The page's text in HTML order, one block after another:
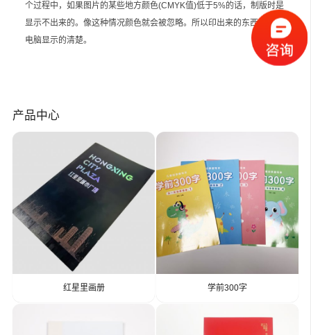
个过程中，如果图片的某些地方颜色(CMYK值)低于5%的话，制版时是
显示不出来的。像这种情况颜色就会被忽略。所以印出来的东西就没有
电脑显示的清楚。
产品中心
红星里画册 学前300字